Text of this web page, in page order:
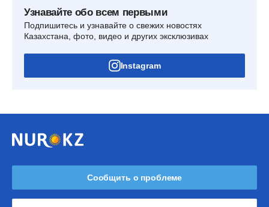
Узнавайте обо всем первыми
Подпишитесь и узнавайте о свежих новостях
Казахстана, фото, видео и других эксклюзивах
Instagram
Сообщить о проблеме